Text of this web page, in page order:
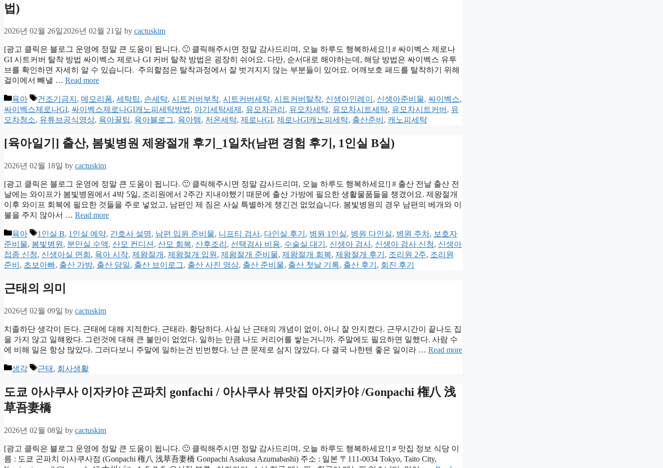
법)
2026년 02월 26일2026년 02월 21일 by cactuskim
[광고 클릭은 블로그 운영에 정말 큰 도움이 됩니다. 🙂 클릭해주시면 정말 감사드리며, 오늘 하루도 행복하세요!] # 싸이벡스 제로나
GI 시트커버 탈착 방법 싸이벡스 제로나 GI 커버 탈착 방법은 굉장히 쉬어요. 다만, 순서대로 해야하는데, 해당 방법은 싸이벡스 유투
브를 확인하면 자세히 알 수 있습니다. 주의할점은 탈착과정에서 잘 벗겨지지 않는 부분들이 있어요. 어깨보호 패드를 탈착하기 위해
걸이에서 빼낼 … Read more
Categories
육아 Tags
건조기금지 , 메모리폼, 세탁팁, 손세탁, 시트커버부착, 시트커버세탁, 시트커버탈착, 신생아인레이 , 신생아준비물, 싸이벡스,
싸이벡스제로나GI, 싸이벡스제로나GI캐노피세탁방법, 아기세탁세제 , 유모차관리 , 유모차세탁, 유모차시트세탁, 유모차시트커버 , 유
모차청소, 유튜브공식영상, 육아꿀팁, 육아블로그, 육아템, 저온세탁, 제로나GI, 제로나GI캐노피세탁, 출산준비 , 캐노피세탁
[육아일기] 출산, 봄빛병원 제왕절개 후기_1일차(남편 경험 후기, 1인실 B실)
2026년 02월 18일 by cactuskim
[광고 클릭은 블로그 운영에 정말 큰 도움이 됩니다. 🙂 클릭해주시면 정말 감사드리며, 오늘 하루도 행복하세요!] # 출산 전날 출산 전
날에는 와이프가 봄빛병원에서 4박 5일, 조리원에서 2주간 지내야했기 때문에 출산 가방에 필요한 생활물품들을 챙겼어요. 제왕절개
이후 와이프 회복에 필요한 것들을 주로 넣었고, 남편인 제 짐은 사실 특별하게 챙긴건 없었습니다. 봄빛병원의 경우 남편의 베개와 이
불을 주지 않아서 … Read more
Categories
육아 Tags
1인실 B, 1인실 예약, 간호사 설명, 남편 입원 준비물, 니프티 검사, 다인실 후기 , 병원 1인실, 병원 다인실, 병원 주차, 보호자
준비물, 봄빛병원 , 분만실 수액, 산모 컨디션 , 산모 회복, 산후조리 , 선택검사 비용, 수술실 대기 , 신생아 검사, 신생아 검사 신청, 신생아
접종 신청, 신생아실 면회 , 육아 시작, 제왕절개 , 제왕절개 입원 , 제왕절개 준비물, 제왕절개 회복, 제왕절개 후기 , 조리원 2주, 조리원
준비 , 초보아빠, 출산 가방, 출산 당일, 출산 브이로그, 출산 사진 영상, 출산 준비물, 출산 첫날 기록, 출산 후기 , 회진 후기
근태의 의미
2026년 02월 09일 by cactuskim
치졸하단 생각이 든다. 근태에 대해 지적한다. 근태라. 황당하다. 사실 난 근태의 개념이 없이, 아니 잘 안지켰다. 근무시간이 끝나도 집
을 가지 않고 일햬왔다. 그런것에 대해 큰 불만이 없었다. 일하는 만큼 나도 커리어를 쌓는거니까. 주말에도 필요하면 일했다. 사람 수
에 비해 일은 항상 많았다. 그러다보니 주말에 일하는건 빈번했다. 난 큰 문제로 삼지 않았다. 다 결국 나한텐 좋은 일이라 … Read more
Categories
생각 Tags
근태 , 회사생활
도쿄 아사쿠사 이자카야 곤파치 gonfachi / 아사쿠사 뷰맛집 아지카야 /Gonpachi 権八 浅
草吾妻橋
2026년 02월 08일 by cactuskim
[광고 클릭은 블로그 운영에 정말 큰 도움이 됩니다. 🙂 클릭해주시면 정말 감사드리며, 오늘 하루도 행복하세요!] # 맛집 정보 식당 이
름 : 도쿄 곤파치 아사쿠사점 (Gonpachi 権八 浅草吾妻橋 Gonpachi Asakusa Azumabashi) 주소 : 일본 〒111-0034 Tokyo, Taito City,